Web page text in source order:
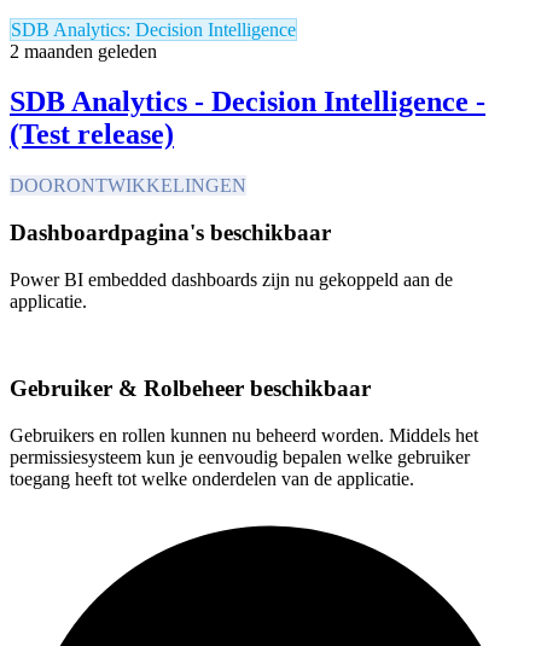
SDB Analytics: Decision Intelligence
2 maanden geleden
SDB Analytics - Decision Intelligence -
(Test release)
DOORONTWIKKELINGEN
Dashboardpagina's beschikbaar
Power BI embedded dashboards zijn nu gekoppeld aan de
applicatie.
Gebruiker & Rolbeheer beschikbaar
Gebruikers en rollen kunnen nu beheerd worden. Middels het
permissiesysteem kun je eenvoudig bepalen welke gebruiker
toegang heeft tot welke onderdelen van de applicatie.